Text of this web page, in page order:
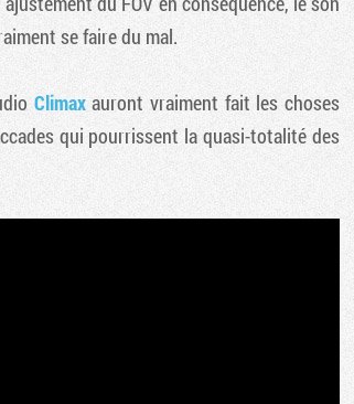
se faire du mal.
Climaxauront vraiment fait les choses
qui pourrissent la quasi-totalité des
Tribune